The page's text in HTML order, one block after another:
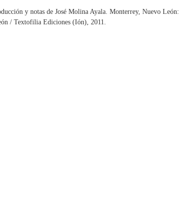
y notas de José Molina Ayala. Monterrey, Nuevo León:
/ Textofilia Ediciones (Ión), 2011.